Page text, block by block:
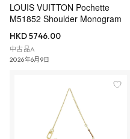
LOUIS VUITTON Pochette
M51852 Shoulder Monogram
HKD 5746.00
中古品A
2026年6月9日